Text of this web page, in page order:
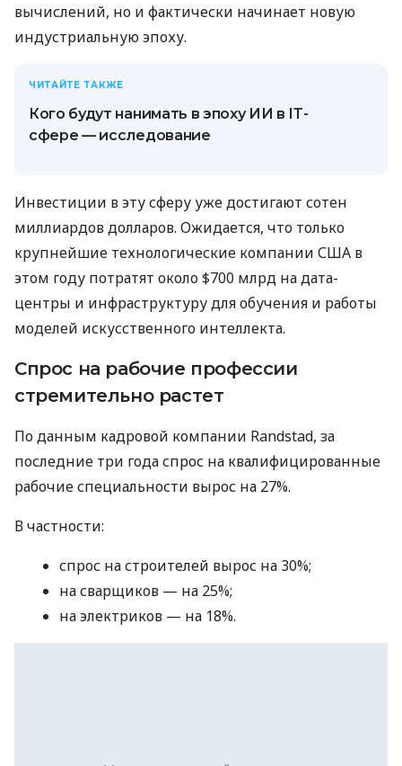
вычислений, но и фактически начинает новую
индустриальную эпоху.
ЧИТАЙТЕ ТАКЖЕ
Кого будут нанимать в эпоху ИИ в ІТ-
сфере — исследование
Инвестиции в эту сферу уже достигают сотен
миллиардов долларов. Ожидается, что только
крупнейшие технологические компании США в
этом году потратят около $700 млрд на дата-
центры и инфраструктуру для обучения и работы
моделей искусственного интеллекта.
Спрос на рабочие профессии
стремительно растет
По данным кадровой компании Randstad, за
последние три года спрос на квалифицированные
рабочие специальности вырос на 27%.
В частности:
спрос на строителей вырос на 30%;
на сварщиков — на 25%;
на электриков — на 18%.